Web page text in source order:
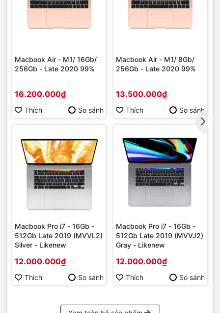
Macbook Air - M1/ 16Gb/
256Gb - Late 2020 99%
16.200.000₫
Thích So sánh
Macbook Air - M1/ 8Gb/
256Gb - Late 2020 99%
13.500.000₫
Thích So sánh
Macbook Pro i7 - 16Gb -
512Gb Late 2019 (MVVL2)
Silver - Likenew
12.000.000₫
Thích So sánh
Macbook Pro i7 - 16Gb -
512Gb Late 2019 (MVVJ2)
Gray - Likenew
12.000.000₫
Thích So sánh